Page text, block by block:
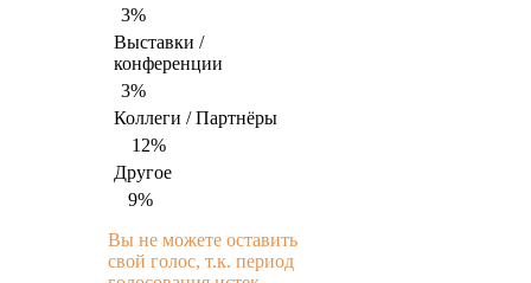
3%
Выставки /
конференции
3%
Коллеги / Партнёры
12%
Другое
9%
Вы не можете оставить
свой голос, т.к. период